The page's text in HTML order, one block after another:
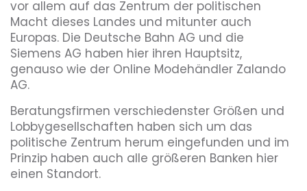
vor allem auf das Zentrum der politischen
Macht dieses Landes und mitunter auch
Europas. Die Deutsche Bahn AG und die
Siemens AG haben hier ihren Hauptsitz,
genauso wie der Online Modehändler Zalando
AG.
Beratungsfirmen verschiedenster Größen und
Lobbygesellschaften haben sich um das
politische Zentrum herum eingefunden und im
Prinzip haben auch alle größeren Banken hier
einen Standort.